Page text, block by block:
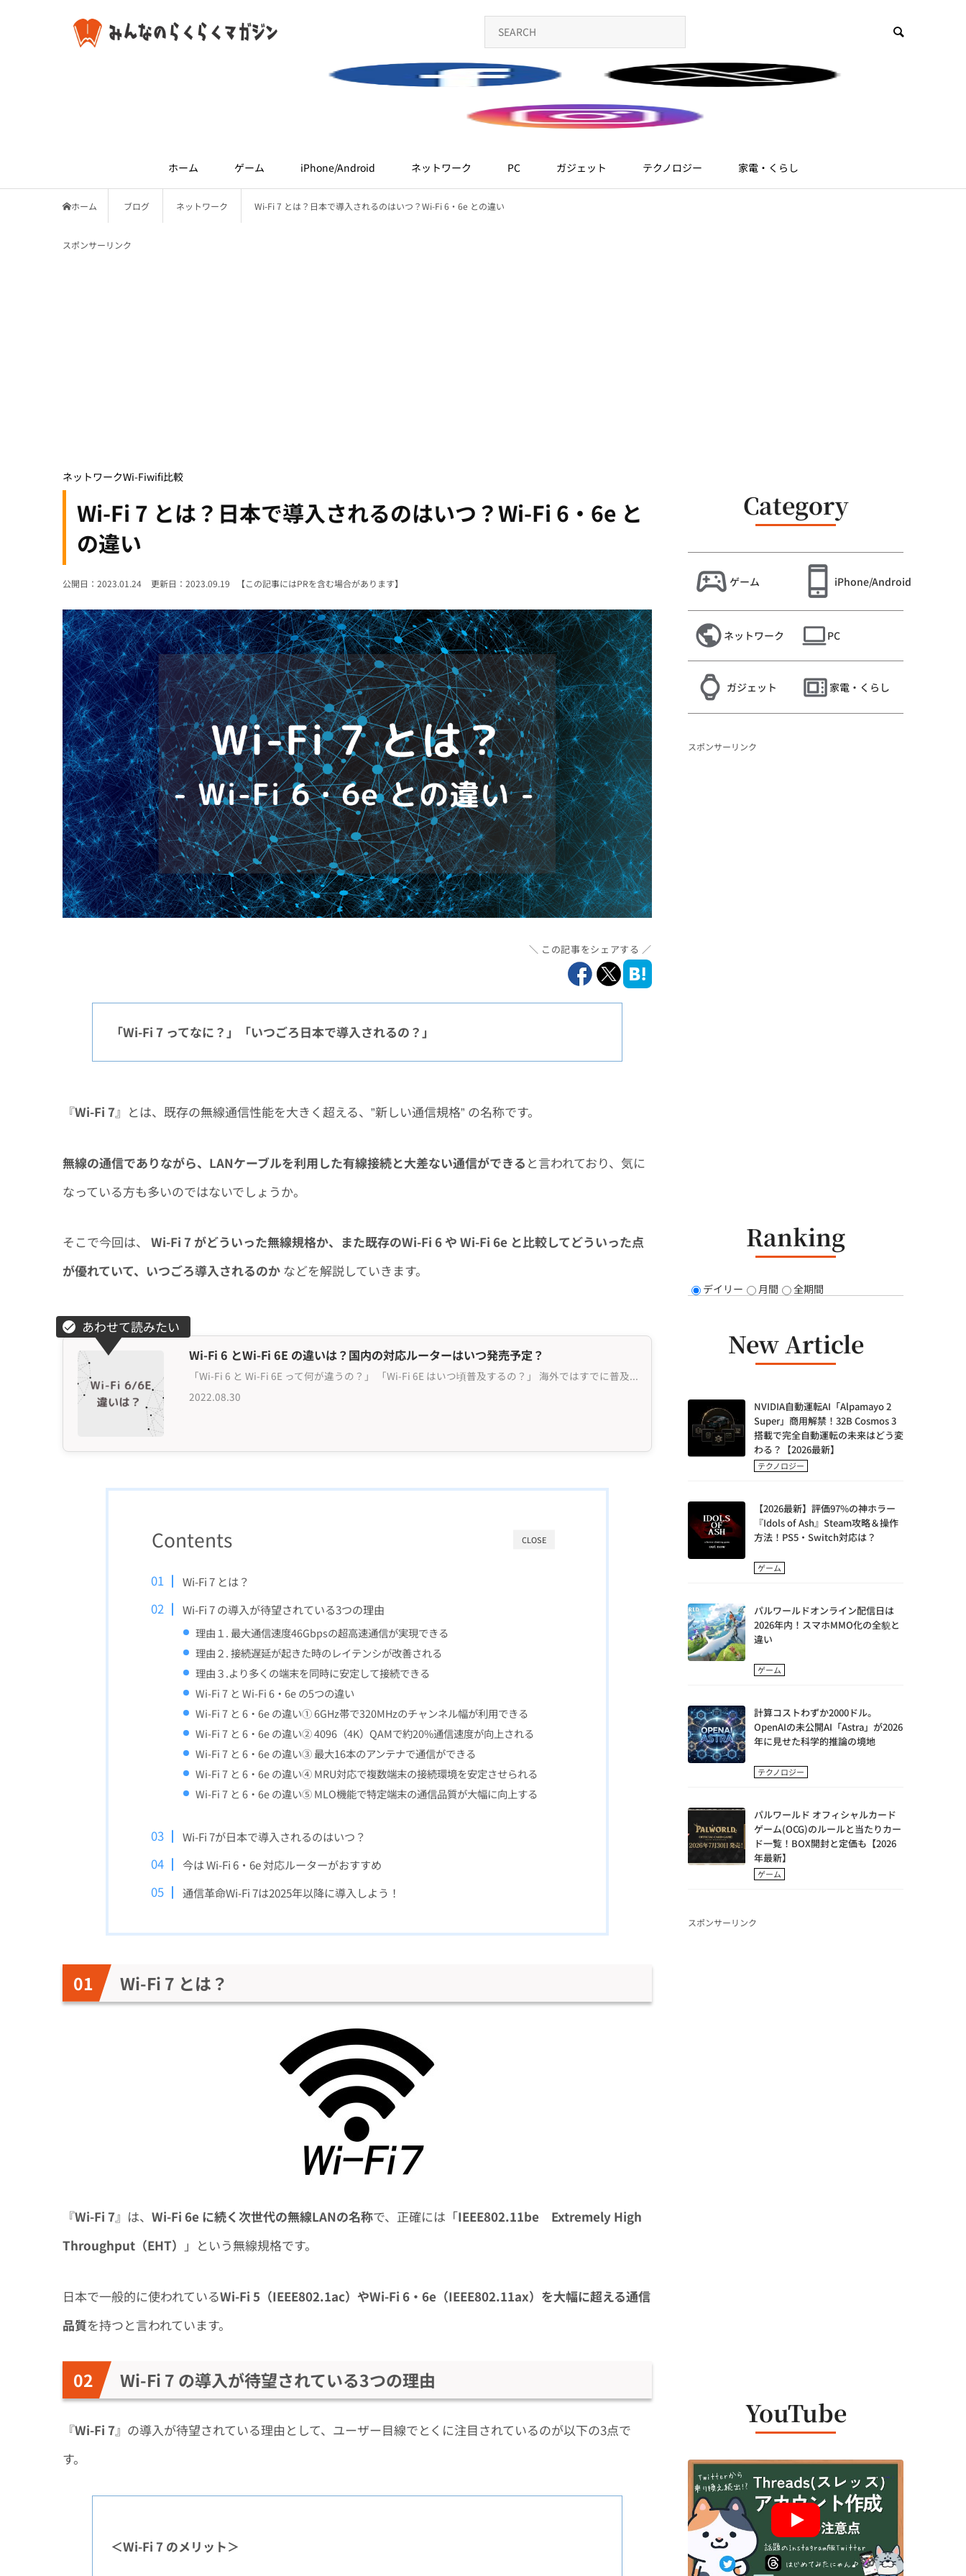
ホーム ゲーム iPhone/Android ネットワーク PC ガジェット テクノロジー 家電・くらし
ホーム ブログ ネットワーク Wi-Fi 7 とは？日本で導入されるのはいつ？Wi-Fi 6・6e との違い
スポンサーリンク
ネットワークWi-Fiwifi比較
Wi-Fi 7 とは？日本で導入されるのはいつ？Wi-Fi 6・6e と
の違い
公開日：2023.01.24 更新日：2023.09.19 【この記事にはPRを含む場合があります】
この記事をシェアする
「Wi-Fi 7 ってなに？」「いつごろ日本で導入されるの？」
『Wi-Fi 7』とは、既存の無線通信性能を大きく超える、”新しい通信規格” の名称です。
無線の通信でありながら、LANケーブルを利用した有線接続と大差ない通信ができる と言われており、気に
なっている方も多いのではないでしょうか。
そこで今回は、 Wi-Fi 7 がどういった無線規格か、また既存のWi-Fi 6 や Wi-Fi 6e と比較してどういった点
が優れていて、いつごろ導入されるのか などを解説していきます。
2022.08.30
Wi-Fi 6 とWi-Fi 6E の違いは？国内の対応ルーターはいつ発売予定？
「Wi-Fi 6 と Wi-Fi 6E って何が違うの？」 「Wi-Fi 6E はいつ頃普及するの？」 海外ではすでに普及が始まっている、Wi-Fi6・Wi-Fi6E対応製品。日本にもいつ頃普及するか、気になりますよね。 この記事ではWi-Fi 6 と Wi-Fi 6E の違...
CLOSE
Contents
Wi-Fi 7 とは？
Wi-Fi 7 の導入が待望されている3つの理由
理由１. 最大通信速度46Gbpsの超高速通信が実現できる
理由２. 接続遅延が起きた時のレイテンシが改善される
理由３.より多くの端末を同時に安定して接続できる
Wi-Fi 7 と Wi-Fi 6・6e の5つの違い
Wi-Fi 7 と 6・6e の違い① 6GHz帯で320MHzのチャンネル幅が利用できる
Wi-Fi 7 と 6・6e の違い② 4096（4K）QAMで約20%通信速度が向上される
Wi-Fi 7 と 6・6e の違い③ 最大16本のアンテナで通信ができる
Wi-Fi 7 と 6・6e の違い④ MRU対応で複数端末の接続環境を安定させられる
Wi-Fi 7 と 6・6e の違い⑤ MLO機能で特定端末の通信品質が大幅に向上する
Wi-Fi 7が日本で導入されるのはいつ？
今は Wi-Fi 6・6e 対応ルーターがおすすめ
通信革命Wi-Fi 7は2025年以降に導入しよう！
Wi-Fi 7 とは？
『Wi-Fi 7』は、 Wi-Fi 6e に続く次世代の無線LANの名称で、正確には「IEEE802.11be Extremely High
Throughput（EHT） 」という無線規格です。
日本で一般的に使われているWi-Fi 5（IEEE802.1ac）やWi-Fi 6・6e（IEEE802.11ax）を大幅に超える通信
品質を持つと言われています。
Wi-Fi 7 の導入が待望されている3つの理由
『Wi-Fi 7』の導入が待望されている理由として、ユーザー目線でとくに注目されているのが以下の3点で
す。
＜Wi-Fi 7 のメリット＞
Category
ゲーム iPhone/Android
ネットワーク PC
ガジェット 家電・くらし
スポンサーリンク
Ranking
デイリー 月間 全期間
New Article
NVIDIA自動運転AI「Alpamayo 2
Super」商用解禁！32B Cosmos 3
搭載で完全自動運転の未来はどう変
わる？【2026最新】
テクノロジー
【2026最新】評価97%の神ホラー
『Idols of Ash』Steam攻略＆操作
方法！PS5・Switch対応は？
ゲーム
パルワールドオンライン配信日は
2026年内！スマホMMO化の全貌と
違い
ゲーム
計算コストわずか2000ドル。
OpenAIの未公開AI「Astra」が2026
年に見せた科学的推論の境地
テクノロジー
パルワールド オフィシャルカード
ゲーム(OCG)のルールと当たりカー
ド一覧！BOX開封と定価も【2026
年最新】
ゲーム
スポンサーリンク
YouTube